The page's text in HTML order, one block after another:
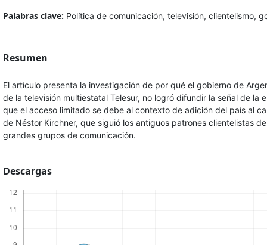
Palabras clave: Política de comunicación, televisión, clientelismo,
Resumen
El artículo presenta la investigación de por qué el gobierno de
de la televisión multiestatal Telesur, no logró difundir la señal de la
que el acceso limitado se debe al contexto de adición del país al
de Néstor Kirchner, que siguió los antiguos patrones clientelistas
grandes grupos de comunicación.
Descargas